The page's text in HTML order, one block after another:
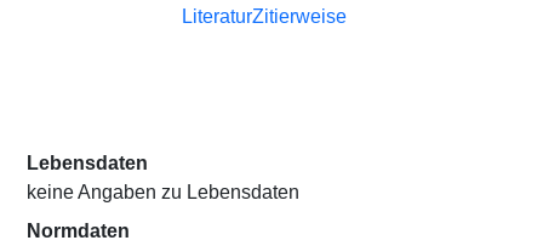
LiteraturZitierweise
Lebensdaten
keine Angaben zu Lebensdaten
Normdaten